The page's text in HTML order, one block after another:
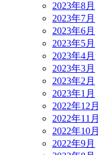
2023年8月
2023年7月
2023年6月
2023年5月
2023年4月
2023年3月
2023年2月
2023年1月
2022年12月
2022年11月
2022年10月
2022年9月